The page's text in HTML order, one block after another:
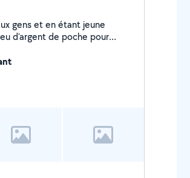
gens et en étant jeune
d'argent de poche pour